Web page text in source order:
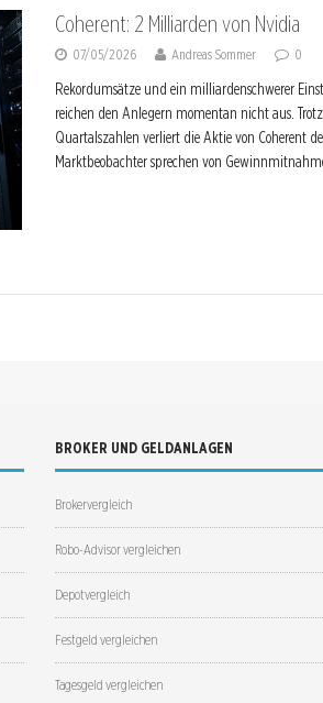
Coherent: 2 Milliarden von Nvidia
07/05/2026 Andreas Sommer 0
Rekordumsätze und ein milliardenschwerer
reichen den Anlegern momentan nicht aus.
Quartalszahlen verliert die Aktie von Coherent
Marktbeobachter sprechen von
BROKER UND GELDANLAGEN
Brokervergleich
Robo-Advisor vergleichen
Depotvergleich
Festgeld vergleichen
Tagesgeld vergleichen